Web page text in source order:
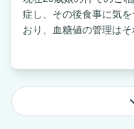
症し、その後食事に気
おり、血糖値の管理はそ